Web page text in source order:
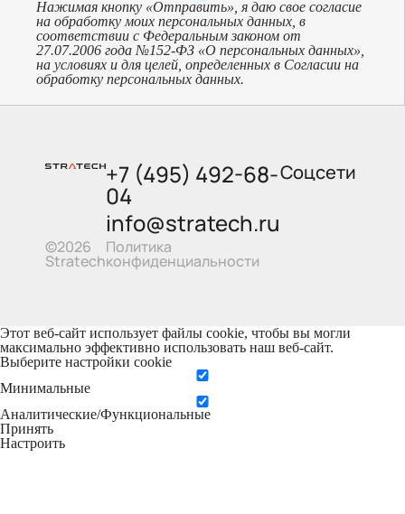
Нажимая кнопку «Отправить», я даю свое согласие
на обработку моих персональных данных, в
соответствии с Федеральным законом от
27.07.2006 года №152-ФЗ «О персональных данных»,
на условиях и для целей, определенных в Согласии на
обработку персональных данных.
©2026
Stratech
+7 (495) 492-68-
04
info@stratech.ru
Политика
конфиденциальности
Соцсети
Этот веб-сайт использует файлы cookie, чтобы вы могли
максимально эффективно использовать наш веб-сайт.
Выберите настройки cookie
Минимальные
Аналитические/Функциональные
Принять
Настроить